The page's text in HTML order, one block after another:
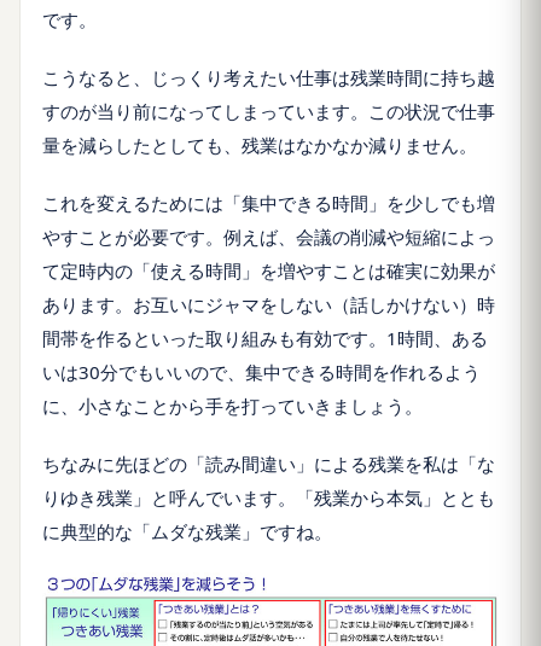
です。
こうなると、じっくり考えたい仕事は残業時間に持ち越
すのが当り前になってしまっています。この状況で仕事
量を減らしたとしても、残業はなかなか減りません。
これを変えるためには「集中できる時間」を少しでも増
やすことが必要です。例えば、会議の削減や短縮によっ
て定時内の「使える時間」を増やすことは確実に効果が
あります。お互いにジャマをしない（話しかけない）時
間帯を作るといった取り組みも有効です。1時間、ある
いは30分でもいいので、集中できる時間を作れるよう
に、小さなことから手を打っていきましょう。
ちなみに先ほどの「読み間違い」による残業を私は「な
りゆき残業」と呼んでいます。「残業から本気」ととも
に典型的な「ムダな残業」ですね。